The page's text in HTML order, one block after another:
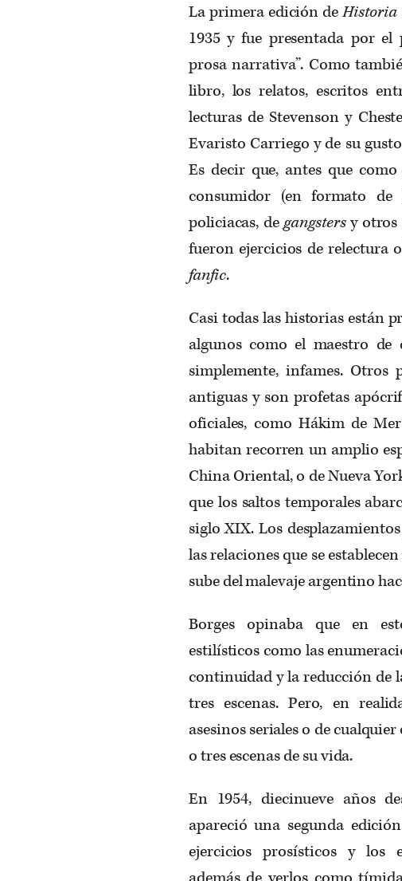
La primera edición deHistoria
1935 y fue presentada por el
prosa narrativa”. Como
libro, los relatos, escritos
lecturas de Stevenson y
Evaristo Carriego y de su
Es decir que, antes que
consumidor (en formato de
policiacas, degangstersy otros
fueron ejercicios de relectura
fanfic.
Casi todas las historias están
algunos como el maestro de
simplemente, infames. Otros
antiguas y son profetas
oficiales, como Hákim de
habitan recorren un amplio
China Oriental, o de Nueva
que los saltos temporales
siglo XIX. Los
las relaciones que se
sube del malevaje argentino
Borges opinaba que en
estilísticos como las
continuidad y la reducción de
tres escenas. Pero, en
asesinos seriales o de
o tres escenas de su vida.
En 1954, diecinueve años
apareció una segunda
ejercicios prosísticos y los